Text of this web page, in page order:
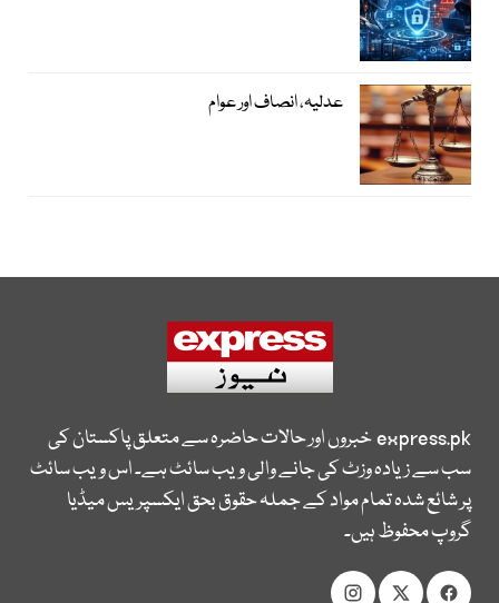
عدلیہ، انصاف اور عوام
express.pkخبروں اور حالات حاضرہ سے متعلق پاکستان کی
سب سے زیادہ وزٹ کی جانے والی ویب سائٹ ہے۔ اس ویب سائٹ
پر شائع شدہ تمام مواد کے جملہ حقوق بحق ایکسپریس میڈیا
گروپ محفوظ ہیں۔